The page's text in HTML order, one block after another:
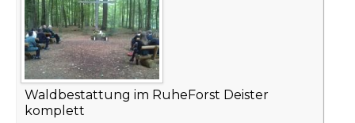
Waldbestattung im RuheForst Deister
komplett